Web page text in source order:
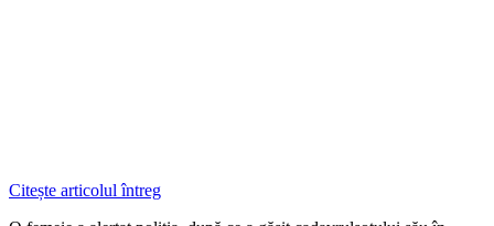
Citește articolul întreg